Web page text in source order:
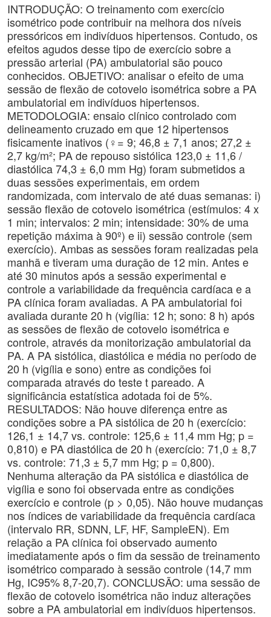
INTRODUÇÃO: O treinamento com exercício
isométrico pode contribuir na melhora dos níveis
pressóricos em indivíduos hipertensos. Contudo, os
efeitos agudos desse tipo de exercício sobre a
pressão arterial (PA) ambulatorial são pouco
conhecidos. OBJETIVO: analisar o efeito de uma
sessão de flexão de cotovelo isométrica sobre a PA
ambulatorial em indivíduos hipertensos.
METODOLOGIA: ensaio clínico controlado com
delineamento cruzado em que 12 hipertensos
fisicamente inativos (♀= 9; 46,8 ± 7,1 anos; 27,2 ±
2,7 kg/m²; PA de repouso sistólica 123,0 ± 11,6 /
diastólica 74,3 ± 6,0 mm Hg) foram submetidos a
duas sessões experimentais, em ordem
randomizada, com intervalo de até duas semanas: i)
sessão flexão de cotovelo isométrica (estímulos: 4 x
1 min; intervalos: 2 min; intensidade: 30% de uma
repetição máxima à 90º) e ii) sessão controle (sem
exercício). Ambas as sessões foram realizadas pela
manhã e tiveram uma duração de 12 min. Antes e
até 30 minutos após a sessão experimental e
controle a variabilidade da frequência cardíaca e a
PA clínica foram avaliadas. A PA ambulatorial foi
avaliada durante 20 h (vigília: 12 h; sono: 8 h) após
as sessões de flexão de cotovelo isométrica e
controle, através da monitorização ambulatorial da
PA. A PA sistólica, diastólica e média no período de
20 h (vigília e sono) entre as condições foi
comparada através do teste t pareado. A
significância estatística adotada foi de 5%.
RESULTADOS: Não houve diferença entre as
condições sobre a PA sistólica de 20 h (exercício:
126,1 ± 14,7 vs. controle: 125,6 ± 11,4 mm Hg; p =
0,810) e PA diastólica de 20 h (exercício: 71,0 ± 8,7
vs. controle: 71,3 ± 5,7 mm Hg; p = 0,800).
Nenhuma alteração da PA sistólica e diastólica de
vigília e sono foi observada entre as condições
exercício e controle (p > 0,05). Não houve mudanças
nos índices de variabilidade da frequência cardíaca
(intervalo RR, SDNN, LF, HF, SampleEN). Em
relação a PA clínica foi observado aumento
imediatamente após o fim da sessão de treinamento
isométrico comparado à sessão controle (14,7 mm
Hg, IC95% 8,7-20,7). CONCLUSÃO: uma sessão de
flexão de cotovelo isométrica não induz alterações
sobre a PA ambulatorial em indivíduos hipertensos.